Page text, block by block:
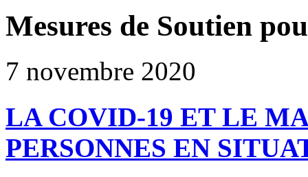
Mesures de Soutien
7 novembre 2020
LA COVID-19 ET LE
PERSONNES EN